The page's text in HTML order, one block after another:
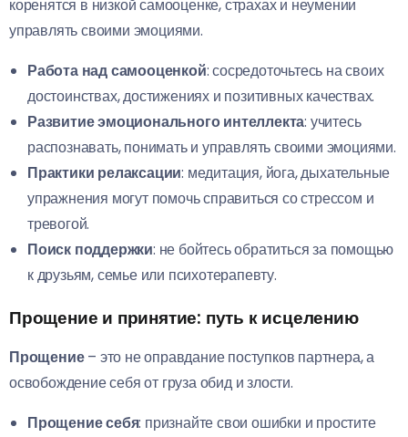
коренятся в низкой самооценке, страхах и неумении
управлять своими эмоциями.
Работа над самооценкой: сосредоточьтесь на своих
достоинствах, достижениях и позитивных качествах.
Развитие эмоционального интеллекта: учитесь
распознавать, понимать и управлять своими эмоциями.
Практики релаксации: медитация, йога, дыхательные
упражнения могут помочь справиться со стрессом и
тревогой.
Поиск поддержки: не бойтесь обратиться за помощью
к друзьям, семье или психотерапевту.
Прощение и принятие: путь к исцелению
Прощение– это не оправдание поступков партнера, а
освобождение себя от груза обид и злости.
Прощение себя: признайте свои ошибки и простите